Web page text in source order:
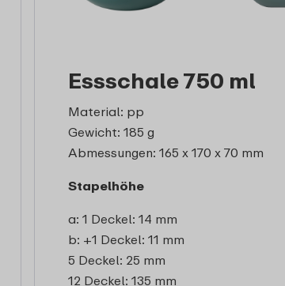
Essschale 750 ml
Material: pp
Gewicht: 185 g
Abmessungen: 165 x 170 x 70 mm
Stapelhöhe
a: 1 Deckel: 14 mm
b: +1 Deckel: 11 mm
5 Deckel: 25 mm
12 Deckel: 135 mm